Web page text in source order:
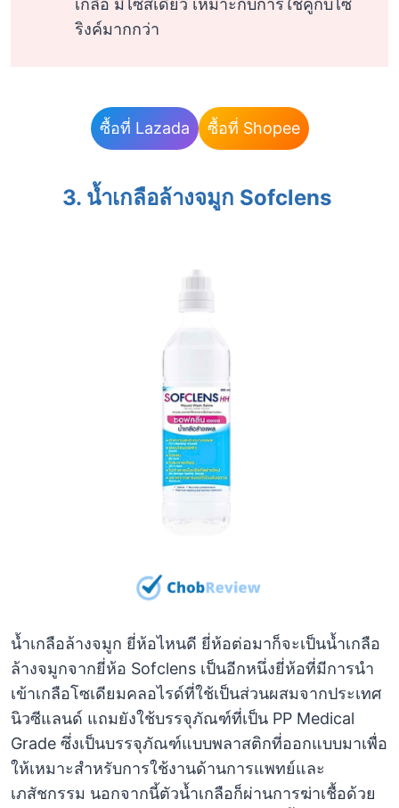
เกลือ มีไซส์เดียว เหมาะกับการใช้คู่กับไซ
ริงค์มากกว่า
ซื้อที่ Lazada ซื้อที่ Shopee
3. น้ำเกลือล้างจมูก Sofclens
น้ำเกลือล้างจมูก ยี่ห้อไหนดี ยี่ห้อต่อมาก็จะเป็นน้ำเกลือ
ล้างจมูกจากยี่ห้อ Sofclens เป็นอีกหนึ่งยี่ห้อที่มีการนำ
เข้าเกลือโซเดียมคลอไรด์ที่ใช้เป็นส่วนผสมจากประเทศ
นิวซีแลนด์ แถมยังใช้บรรจุภัณฑ์ที่เป็น PP Medical
Grade ซึ่งเป็นบรรจุภัณฑ์แบบพลาสติกที่ออกแบบมาเพื่อ
ให้เหมาะสำหรับการใช้งานด้านการแพทย์และ
เภสัชกรรม นอกจากนี้ตัวน้ำเกลือก็ผ่านการฆ่าเชื้อด้วย